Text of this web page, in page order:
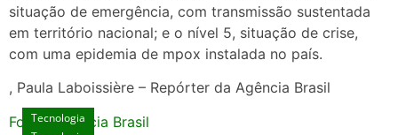
situação de emergência, com transmissão sustentada
em território nacional; e o nível 5, situação de crise,
com uma epidemia de mpox instalada no país.
, Paula Laboissière – Repórter da Agência Brasil
Fonte: Agencia Brasil
Tecnologia